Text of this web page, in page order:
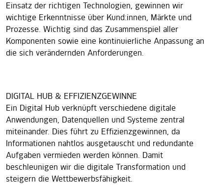
Einsatz der richtigen Technologien, gewinnen wir
wichtige Erkenntnisse über Kund:innen, Märkte und
Prozesse. Wichtig sind das Zusammenspiel aller
Komponenten sowie eine kontinuierliche Anpassung an
die sich verändernden Anforderungen.
DIGITAL HUB & EFFIZIENZGEWINNE
Ein Digital Hub verknüpft verschiedene digitale
Anwendungen, Datenquellen und Systeme zentral
miteinander. Dies führt zu Effizienzgewinnen, da
Informationen nahtlos ausgetauscht und redundante
Aufgaben vermieden werden können. Damit
beschleunigen wir die digitale Transformation und
steigern die Wettbewerbsfähigkeit.